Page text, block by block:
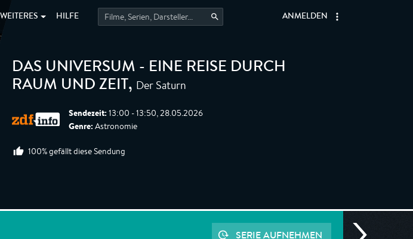
WEITERES HILFE ANMELDEN
DAS UNIVERSUM - EINE REISE DURCH
RAUM UND ZEIT, Der Saturn
Sendezeit: 13:00 - 13:50, 28.05.2026
Genre: Astronomie
100% gefällt diese Sendung
SERIE AUFNEHMEN